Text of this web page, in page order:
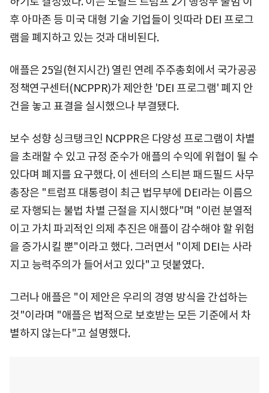
후 아마존 등 미국 대형 기술 기업들이 잇따라 DEI 프로그
램을 폐지하고 있는 것과 대비된다.
애플은 25일(현지시간) 열린 연례 주주총회에서 국가공공
정책연구센터(NCPPR)가 제안한 'DEI 프로그램' 폐지 안
건을 놓고 표결을 실시했으나 부결됐다.
보수 성향 싱크탱크인 NCPPR은 다양성 프로그램이 차별
을 초래할 수 있고 규정 준수가 애플의 수익에 위협이 될 수
있다며 폐지를 요구했다. 이 센터의 스티븐 패드필드 사무
총장은 "트럼프 대통령이 최근 법무부에 DEI라는 이름으
로 자행되는 불법 차별 근절을 지시했다"며 "이런 분열적
이고 가치 파괴적인 의제 추진은 애플이 감수해야 할 위험
을 증가시킬 뿐"이라고 했다. 그러면서 "이제 DEI는 사라
지고 능력주의가 들어서고 있다"고 덧붙였다.
그러나 애플은 "이 제안은 우리의 경영 방식을 간섭하는
것"이라며 "애플은 법적으로 보호받는 모든 기준에서 차
별하지 않는다"고 설명했다.